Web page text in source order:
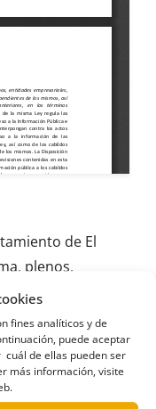
fines analíticos y de
puede aceptar
de ellas pueden ser
más información, visite
de El
, plenos,